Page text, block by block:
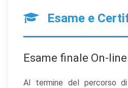
Esame e
Esame finale On-line
Al termine del percorso